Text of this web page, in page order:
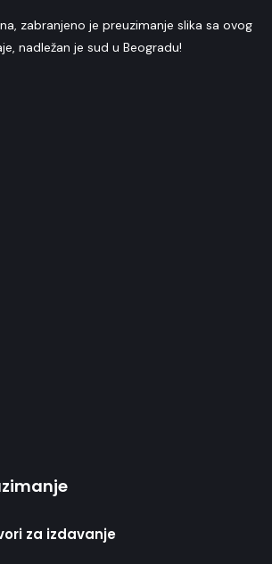
zabranjeno je preuzimanje slika sa ovog
nadležan je sud u Beogradu!
za izdavanje